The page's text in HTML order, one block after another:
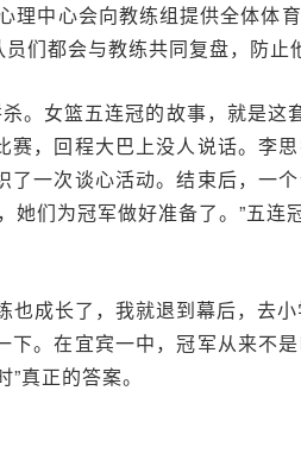
中心会向教练组提供全体体
们都会与教练共同复盘，防止
。女篮五连冠的故事，就是
，回程大巴上没人说话。李
一次谈心活动。结束后，一
们为冠军做好准备了。”五
成长了，我就退到幕后，去
。在宜宾一中，冠军从来不
真正的答案。